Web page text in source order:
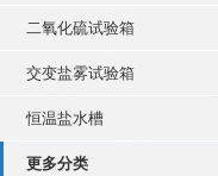
二氧化硫试验箱
交变盐雾试验箱
恒温盐水槽
更多分类